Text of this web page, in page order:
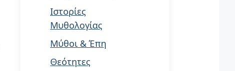
Ιστορίες
Μυθολογίας
Μύθοι & Έπη
Θεότητες